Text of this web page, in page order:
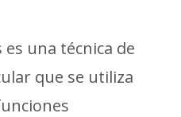
es una técnica de
que se utiliza